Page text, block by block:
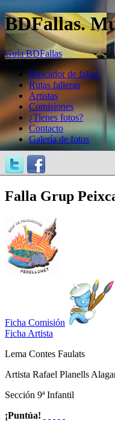
BDFallas.
Guía BDFallas
Buscador de fallas
Rutas falleras
Artistas
Comisiones
¿Tienes fotos?
Contacto
Galería de fotos
Falla Grup
Ficha Comisión
Ficha Artista
Lema Contes Faulats
Artista Rafael Planells
Sección 9ª Infantil
¡Puntúa!